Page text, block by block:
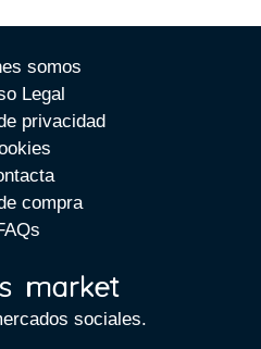
somos
Legal
privacidad
compra
sociales.